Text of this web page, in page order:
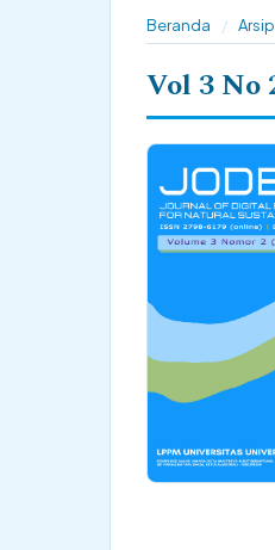
Beranda / Arsip
Vol 3 No